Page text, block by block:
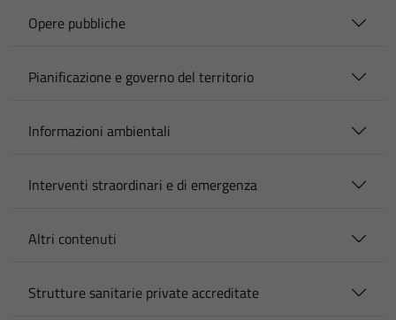
Opere pubbliche
Pianificazione e governo del territorio
Informazioni ambientali
Interventi straordinari e di emergenza
Altri contenuti
Strutture sanitarie private accreditate